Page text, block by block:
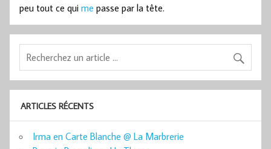
peu tout ce qui me passe par la tête.
ARTICLES RÉCENTS
Irma en Carte Blanche @ La Marbrerie